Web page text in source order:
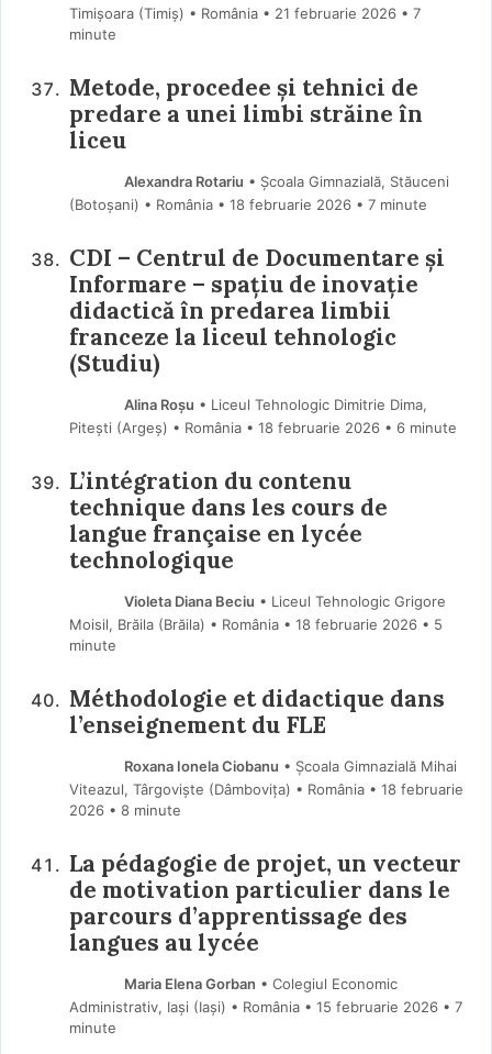
Timișoara (Timiş) • România
21 februarie 2026 • 7
minute
Metode, procedee și tehnici de
predare a unei limbi străine în
liceu
Alexandra Rotariu • Școala Gimnazială, Stăuceni
(Botoşani) • România
18 februarie 2026 • 7 minute
CDI – Centrul de Documentare și
Informare – spațiu de inovație
didactică în predarea limbii
franceze la liceul tehnologic
(Studiu)
Alina Roșu • Liceul Tehnologic Dimitrie Dima,
Pitești (Argeş) • România
18 februarie 2026 • 6 minute
L’intégration du contenu
technique dans les cours de
langue française en lycée
technologique
Violeta Diana Beciu • Liceul Tehnologic Grigore
Moisil, Brăila (Brăila) • România
18 februarie 2026 • 5
minute
Méthodologie et didactique dans
l’enseignement du FLE
Roxana Ionela Ciobanu • Școala Gimnazială Mihai
Viteazul, Târgoviște (Dâmboviţa) • România
18 februarie
2026 • 8 minute
La pédagogie de projet, un vecteur
de motivation particulier dans le
parcours d’apprentissage des
langues au lycée
Maria Elena Gorban • Colegiul Economic
Administrativ, Iași (Iaşi) • România
15 februarie 2026 • 7
minute